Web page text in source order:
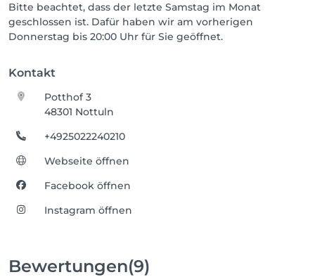
Bitte beachtet, dass der letzte Samstag im Monat
geschlossen ist. Dafür haben wir am vorherigen
Donnerstag bis 20:00 Uhr für Sie geöffnet.
Kontakt
Potthof 3
48301 Nottuln
+4925022240210
Webseite öffnen
Facebook öffnen
Instagram öffnen
Bewertungen(9)